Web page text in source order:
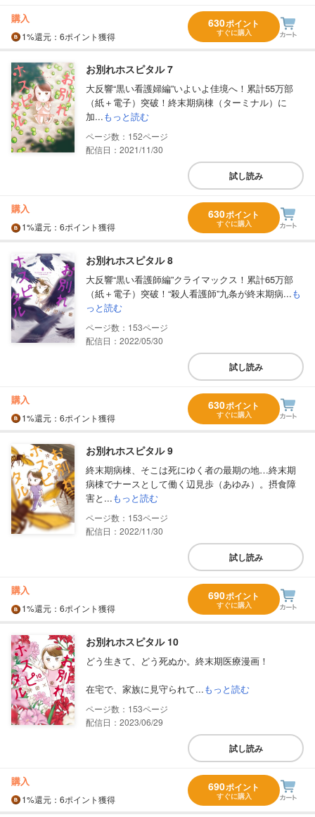
購入
1%還元 ：6ポイント獲得
630ポイント
すぐに購入
お別れホスピタル 7
大反響“黒い看護婦編”いよいよ佳境へ！累計55万部
（紙＋電子）突破！終末期病棟（ターミナル）に
加...もっと読む
152
配信日：2021/11/30
試し読み
購入
1%還元 ：6ポイント獲得
630ポイント
すぐに購入
お別れホスピタル 8
大反響“黒い看護師編”クライマックス！累計65万部
（紙＋電子）突破！“殺人看護師”九条が終末期病...も
っと読む
153
配信日：2022/05/30
試し読み
購入
1%還元 ：6ポイント獲得
630ポイント
すぐに購入
お別れホスピタル 9
終末期病棟、そこは死にゆく者の最期の地…終末期
病棟でナースとして働く辺見歩（あゆみ）。摂食障
害と...もっと読む
153
配信日：2022/11/30
試し読み
購入
1%還元 ：6ポイント獲得
690ポイント
すぐに購入
お別れホスピタル 10
どう生きて、どう死ぬか。終末期医療漫画！
在宅で、家族に見守られて...もっと読む
153
配信日：2023/06/29
試し読み
購入
1%還元 ：6ポイント獲得
690ポイント
すぐに購入